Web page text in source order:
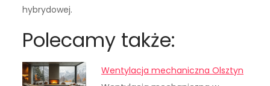
hybrydowej.
Polecamy także:
Wentylacja mechaniczna Olsztyn